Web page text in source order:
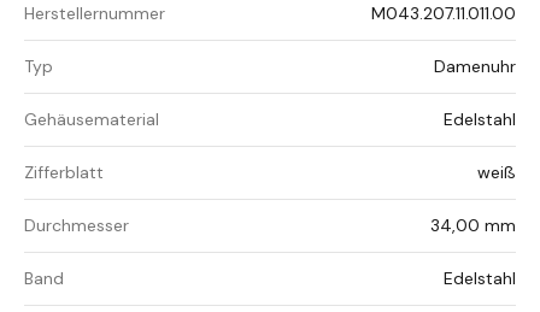
Herstellernummer M043.207.11.011.00
Typ Damenuhr
Gehäusematerial Edelstahl
Zifferblatt weiß
Durchmesser 34,00 mm
Band Edelstahl